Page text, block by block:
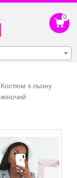
0
Костюм з льону
жіночий